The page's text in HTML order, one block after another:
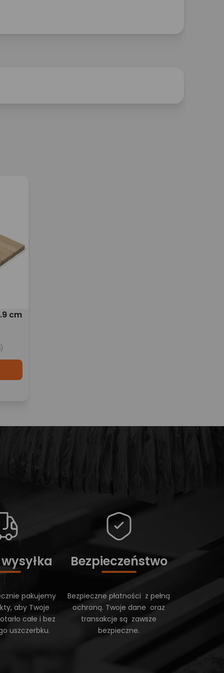
cm
pakujemy
aby Twoje
całe i bez
uszczerbku.
Bezpieczeństwo
Bezpieczne płatności z pełną
ochroną. Twoje dane oraz
transakcje są zawsze
bezpieczne.